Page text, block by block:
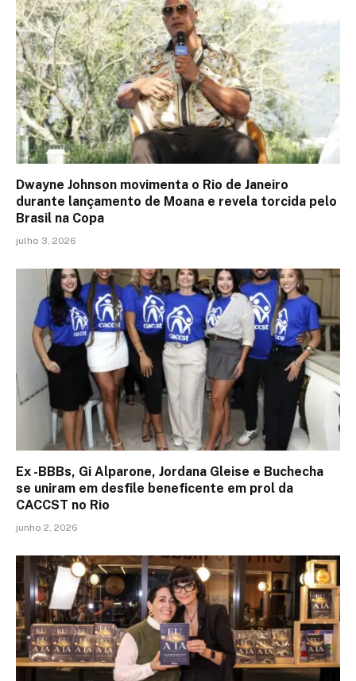
Dwayne Johnson movimenta o Rio de Janeiro
durante lançamento de Moana e revela torcida pelo
Brasil na Copa
julho 3, 2026
Ex -BBBs, Gi Alparone, Jordana Gleise e Buchecha
se uniram em desfile beneficente em prol da
CACCST no Rio
junho 2, 2026